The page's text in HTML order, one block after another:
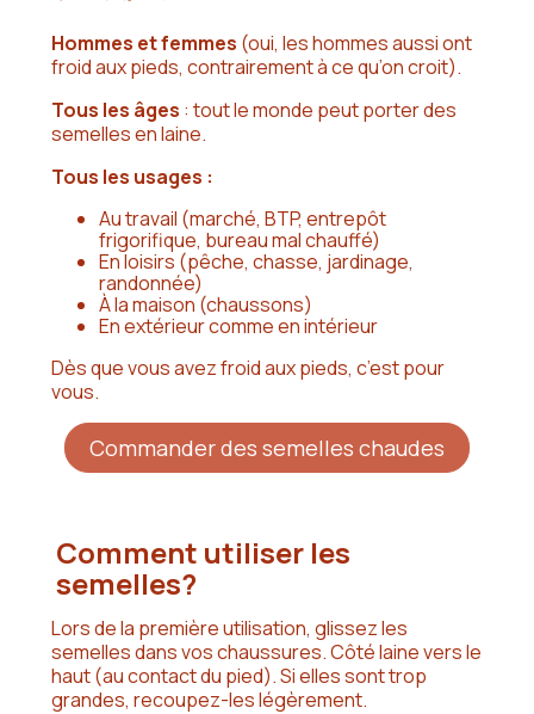
Hommes et femmes (oui, les hommes aussi ont
froid aux pieds, contrairement à ce qu’on croit).
Tous les âges : tout le monde peut porter des
semelles en laine.
Tous les usages :
Au travail (marché, BTP, entrepôt
frigorifique, bureau mal chauffé)
En loisirs (pêche, chasse, jardinage,
randonnée)
À la maison (chaussons)
En extérieur comme en intérieur
Dès que vous avez froid aux pieds, c’est pour
vous.
Commander des semelles chaudes
Comment utiliser les
semelles?
Lors de la première utilisation, glissez les
semelles dans vos chaussures. Côté laine vers le
haut (au contact du pied). Si elles sont trop
grandes, recoupez-les légèrement.